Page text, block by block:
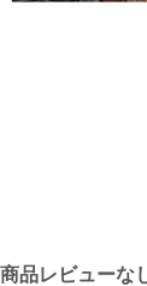
商品レビューな